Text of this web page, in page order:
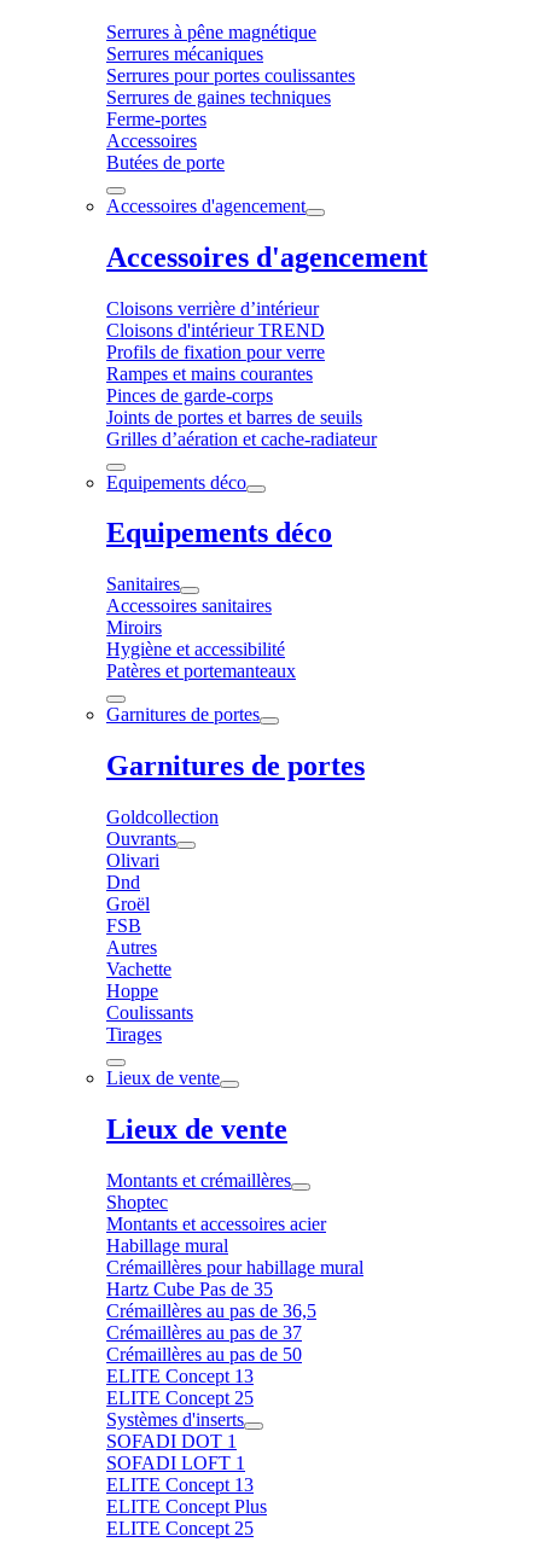
Serrures à pêne magnétique
Serrures mécaniques
Serrures pour portes coulissantes
Serrures de gaines techniques
Ferme-portes
Accessoires
Butées de porte
Accessoires d'agencement
Accessoires d'agencement
Cloisons verrière d’intérieur
Cloisons d'intérieur TREND
Profils de fixation pour verre
Rampes et mains courantes
Pinces de garde-corps
Joints de portes et barres de seuils
Grilles d’aération et cache-radiateur
Equipements déco
Equipements déco
Sanitaires
Accessoires sanitaires
Miroirs
Hygiène et accessibilité
Patères et portemanteaux
Garnitures de portes
Garnitures de portes
Goldcollection
Ouvrants
Olivari
Dnd
Groël
FSB
Autres
Vachette
Hoppe
Coulissants
Tirages
Lieux de vente
Lieux de vente
Montants et crémaillères
Shoptec
Montants et accessoires acier
Habillage mural
Crémaillères pour habillage mural
Hartz Cube Pas de 35
Crémaillères au pas de 36,5
Crémaillères au pas de 37
Crémaillères au pas de 50
ELITE Concept 13
ELITE Concept 25
Systèmes d'inserts
SOFADI DOT 1
SOFADI LOFT 1
ELITE Concept 13
ELITE Concept Plus
ELITE Concept 25